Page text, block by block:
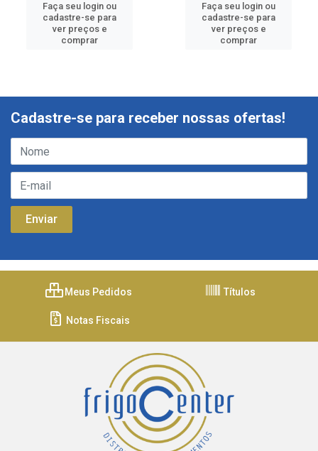
Faça seu login ou
cadastre-se para
ver preços e
comprar
Faça seu login ou
cadastre-se para
ver preços e
comprar
Cadastre-se para receber nossas ofertas!
Meus Pedidos Títulos
Notas Fiscais